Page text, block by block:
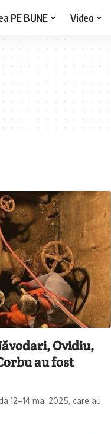
PE BUNE Video
Ovidiu,
au fost
12–14 mai 2025, care au